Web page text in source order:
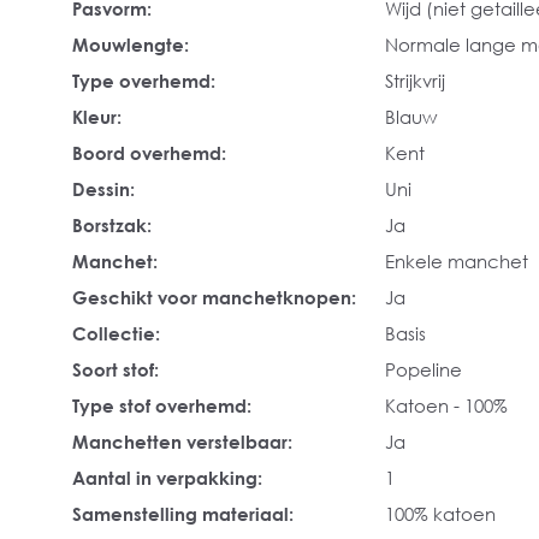
Pasvorm:
Wijd (niet
Mouwlengte:
Normale lange
Type overhemd:
Strijkvrij
Kleur:
Blauw
Boord overhemd:
Kent
Dessin:
Uni
Borstzak:
Ja
Manchet:
Enkele manchet
Geschikt voor manchetknopen:
Ja
Collectie:
Basis
Soort stof:
Popeline
Type stof overhemd:
Katoen - 100%
Manchetten verstelbaar:
Ja
Aantal in verpakking:
1
Samenstelling materiaal:
100% katoen